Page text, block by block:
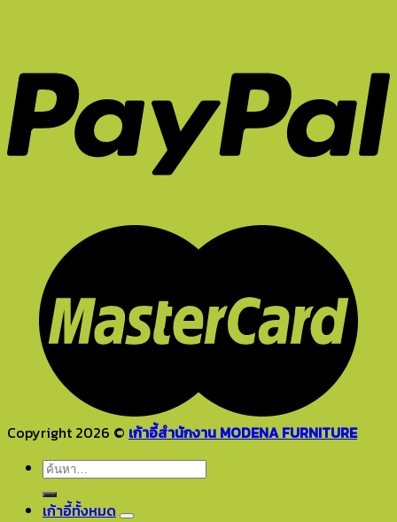
Copyright 2026 © เก้าอี้สำนักงาน MODENA FURNITURE
ค้นหา:
เก้าอี้ทั้งหมด